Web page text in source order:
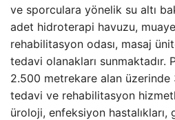
ve sporculara yönelik su altı
adet hidroterapi havuzu,
rehabilitasyon odası, masaj
tedavi olanakları sunmaktadır.
2.500 metrekare alan üzerinde
tedavi ve rehabilitasyon
üroloji, enfeksiyon